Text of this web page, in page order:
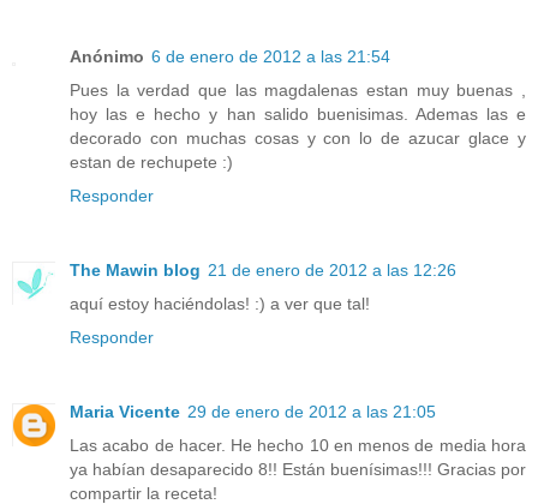
Anónimo 6 de enero de 2012 a las 21:54
Pues la verdad que las magdalenas estan muy buenas ,
hoy las e hecho y han salido buenisimas. Ademas las e
decorado con muchas cosas y con lo de azucar glace y
estan de rechupete :)
Responder
The Mawin blog 21 de enero de 2012 a las 12:26
aquí estoy haciéndolas! :) a ver que tal!
Responder
Maria Vicente 29 de enero de 2012 a las 21:05
Las acabo de hacer. He hecho 10 en menos de media hora
ya habían desaparecido 8!! Están buenísimas!!! Gracias por
compartir la receta!